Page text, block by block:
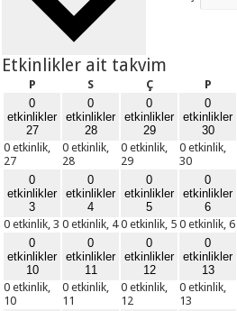
Etkinlikler ait takvim
PPazartesiSSalı ÇÇarşamba
P
0
etkinlikler
27
0 etkinlik,
27
0
etkinlikler
28
0 etkinlik,
28
0
etkinlikler
29
0 etkinlik,
29
0
etkinlikler
30
0 etkinlik,
30
0
etkinlikler
3
0 etkinlik,3
0
etkinlikler
4
0 etkinlik, 4
0
etkinlikler
5
0 etkinlik, 5
0
etkinlikler
6
0 etkinlik,6
0
etkinlikler
10
0 etkinlik,
10
0
etkinlikler
11
0 etkinlik,
11
0
etkinlikler
12
0 etkinlik,
12
0
etkinlikler
13
0 etkinlik,
13